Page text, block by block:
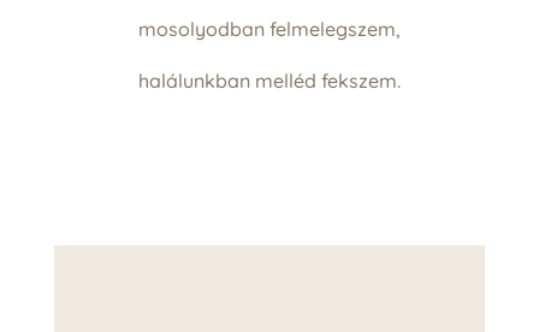
mosolyodban felmelegszem,
halálunkban melléd fekszem.